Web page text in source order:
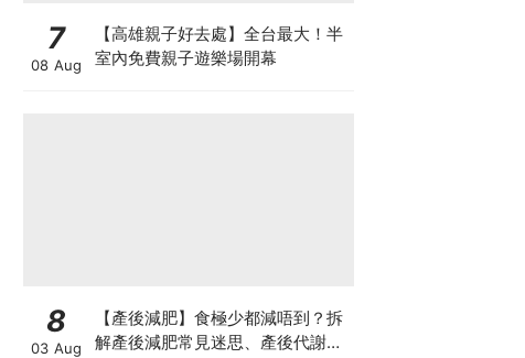
7
08 Aug
【高雄親子好去處】全台最大！半
室內免費親子遊樂場開幕
8
03 Aug
【產後減肥】食極少都減唔到？拆
解產後減肥常見迷思、產後代謝、